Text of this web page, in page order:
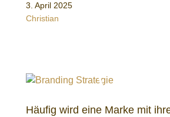
3. April 2025
Christian
Häufig wird eine Marke mit